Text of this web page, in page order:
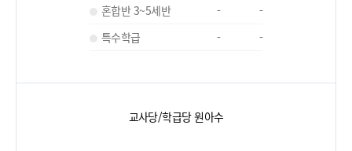
혼합반 3~5세반
-
-
특수학급
- -
교사당/학급당 원아수